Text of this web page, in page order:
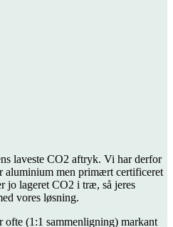
laveste CO2 aftryk. Vi har derfor
aluminium men primært certificeret
jo lageret CO2 i træ, så jeres
vores løsning.
ofte (1:1 sammenligning) markant